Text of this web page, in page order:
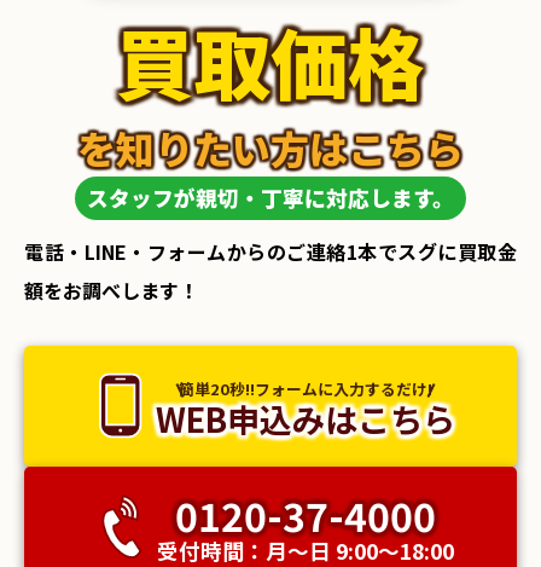
買取価格
スタッフが親切・丁寧に対応します。
を知りたい方はこちら
電話・LINE・フォームからのご連絡1本でスグに買取金
額をお調べします！
簡単20秒!!フォームに入力するだけ!
WEB申込みはこちら
0120-37-4000
受付時間：月〜日 9:00〜18:00